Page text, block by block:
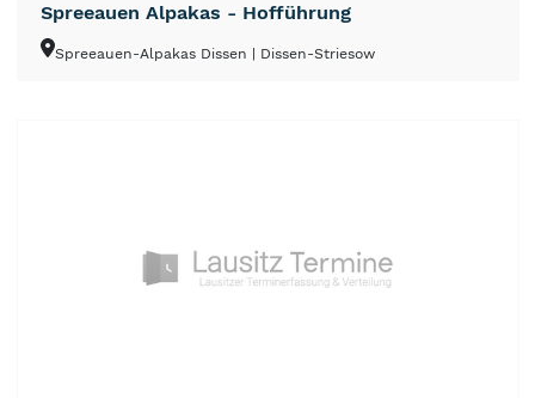
Spreeauen Alpakas - Hofführung
Spreeauen-Alpakas Dissen | Dissen-Striesow